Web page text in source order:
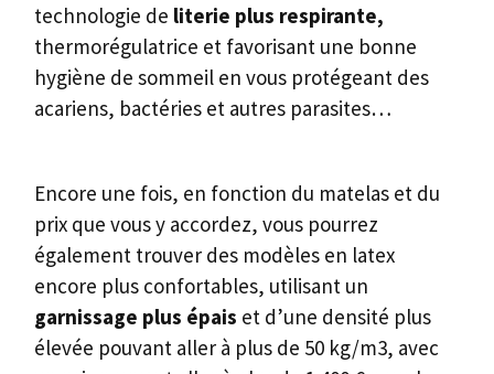
technologie de literie plus respirante,
thermorégulatrice et favorisant une bonne
hygiène de sommeil en vous protégeant des
acariens, bactéries et autres parasites…
Encore une fois, en fonction du matelas et du
prix que vous y accordez, vous pourrez
également trouver des modèles en latex
encore plus confortables, utilisant un
garnissage plus épais et d’une densité plus
élevée pouvant aller à plus de 50 kg/m3, avec